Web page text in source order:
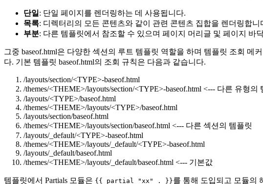
단일: 단일 페이지를 렌더링하는 데 사용됩니다.
목록: 디렉터리의 모든 콘텐츠와 같이 관련 콘텐츠 집합을 렌더링합니
부분: 다른 템플릿에서 참조할 수 있으며 페이지 머리글 및 페이지 바
그중 baseof.html은 다양한 섹션의 루트 템플릿 역할을 하며 템플릿 조회
다. 기본 템플릿 baseof.html의 조회 규칙은 다음과 같습니다.
/layouts/section/<TYPE>-baseof.html
/themes/<THEME>/layouts/section/<TYPE>-baseof.html <--- 다른 유형의
/layouts/<TYPE>/baseof.html
/themes/<THEME>/layouts/<TYPE>/baseof.html
/layouts/section/baseof.html
/themes/<THEME>/layouts/section/baseof.html <--- 다른 섹션의 템플릿
/layouts/_default/<TYPE>-baseof.html
/themes/<THEME>/layouts/_default/<TYPE>-baseof.html
/layouts/_default/baseof.html
/themes/<THEME>/layouts/_default/baseof.html <--- 기본값
템플릿에서 Partials 모듈은 {{ partial "xx" . }}를 통해 도입되고 모듈의